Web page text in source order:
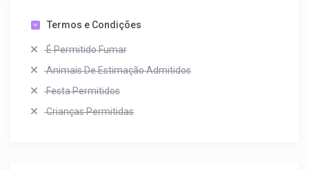
Termos e Condições
É Permitido Fumar
Animais De Estimação Admitidos
Festa Permitidos
Crianças Permitidas